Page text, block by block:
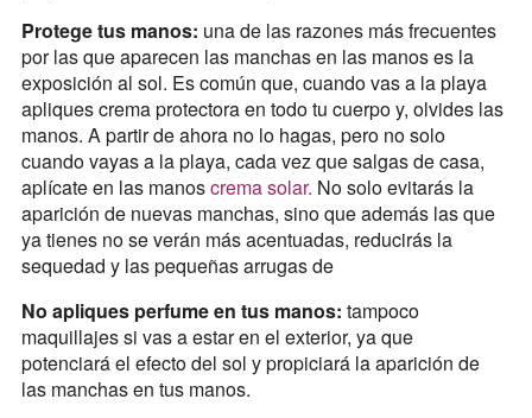
Protege tus manos: una de las razones más frecuentes
por las que aparecen las manchas en las manos es la
exposición al sol. Es común que, cuando vas a la playa
apliques crema protectora en todo tu cuerpo y, olvides las
manos. A partir de ahora no lo hagas, pero no solo
cuando vayas a la playa, cada vez que salgas de casa,
aplícate en las manoscrema solar. No solo evitarás la
aparición de nuevas manchas, sino que además las que
ya tienes no se verán más acentuadas, reducirás la
sequedad y las pequeñas arrugas de
No apliques perfume en tus manos: tampoco
maquillajes si vas a estar en el exterior, ya que
potenciará el efecto del sol y propiciará la aparición de
las manchas en tus manos.